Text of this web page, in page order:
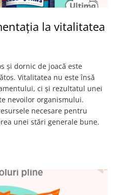
la vitalitatea
și dornic de joacă este
Vitalitatea nu este însă
ci și rezultatul unei
nevoilor organismului.
necesare pentru
unei stări generale bune.